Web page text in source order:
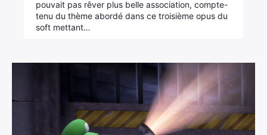
pouvait pas rêver plus belle association, compte-
tenu du thème abordé dans ce troisième opus du
soft mettant…